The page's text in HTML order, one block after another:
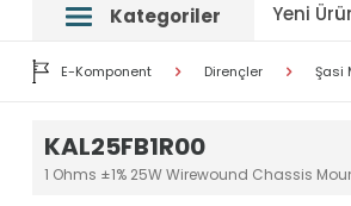
Kategoriler Yeni
E-Komponent Dirençler Şasi
KAL25FB1R00
1 Ohms ±1% 25W Wirewound Chassis